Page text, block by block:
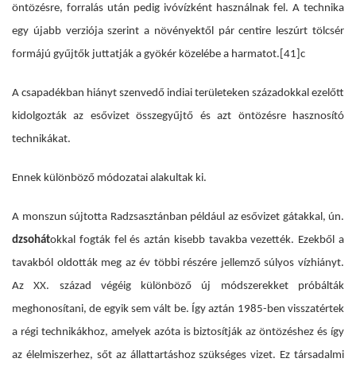
öntözésre, forralás után pedig ivóvízként használnak fel. A technika
egy újabb verziója szerint a növényektől pár centire leszúrt tölcsér
formájú gyűjtők juttatják a gyökér közelébe a harmatot. [41]c
A csapadékban hiányt szenvedő indiai területeken századokkal ezelőtt
kidolgozták az esővizet összegyűjtő és azt öntözésre hasznosító
technikákat.
Ennek különböző módozatai alakultak ki.
A monszun sújtotta Radzsasztánban például az esővizet gátakkal, ún.
dzsohátokkal fogták fel és aztán kisebb tavakba vezették. Ezekből a
tavakból oldották meg az év többi részére jellemző súlyos vízhiányt.
Az XX. század végéig különböző új módszerekket próbálták
meghonosítani, de egyik sem vált be. Így aztán 1985-ben visszatértek
a régi technikákhoz, amelyek azóta is biztosítják az öntözéshez és így
az élelmiszerhez, sőt az állattartáshoz szükséges vizet. Ez társadalmi